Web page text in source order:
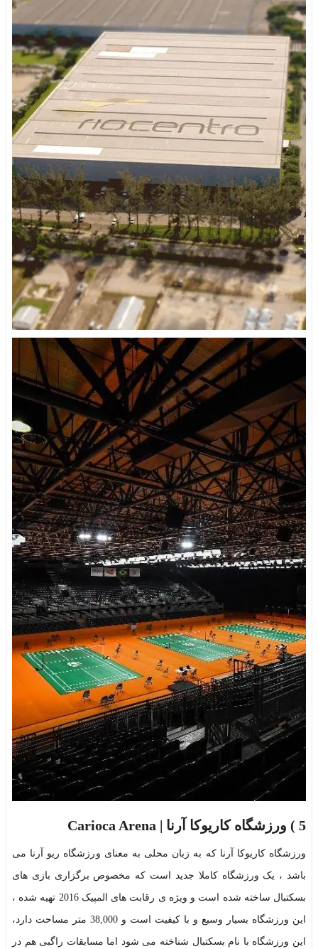
5 ) ورزشگاه کاریوکا آرنا | Carioca Arena
ورزشگاه کاریوکا آرنا که به زبان محلی به معنای ورزشگاه ریو آرنا می
باشد ، یک ورزشگاه کاملا جدید است که مخصوص برگزاری بازی های
بسکتبال ساخته شده است و ویژه ی رقابت های المپیک 2016 تهیه شده ،
این ورزشگاه بسیار وسیع و با کیفیت است و 38,000 متر مساحت دارد،
این ورزشگاه با نام بسکتبال شناخته می شود اما مسابقات راگبی هم در